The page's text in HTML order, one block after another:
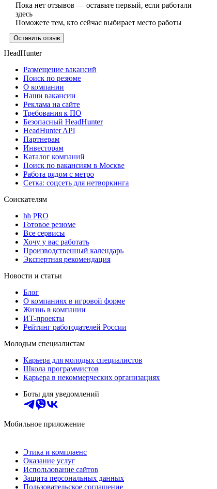
Пока нет отзывов — оставьте первый, если работали
здесь
Поможете тем, кто сейчас выбирает место работы
Оставить отзыв
HeadHunter
Размещение вакансий
Поиск по резюме
О компании
Наши вакансии
Реклама на сайте
Требования к ПО
Безопасный HeadHunter
HeadHunter API
Партнерам
Инвесторам
Каталог компаний
Поиск по вакансиям в Москве
Работа рядом с метро
Сетка: соцсеть для нетворкинга
Соискателям
hh PRO
Готовое резюме
Все сервисы
Хочу у вас работать
Производственный календарь
Экспертная рекомендация
Новости и статьи
Блог
О компаниях в игровой форме
Жизнь в компании
ИТ-проекты
Рейтинг работодателей России
Молодым специалистам
Карьера для молодых специалистов
Школа программистов
Карьера в некоммерческих организациях
Боты для уведомлений
Мобильное приложение
Этика и комплаенс
Оказание услуг
Использование сайтов
Защита персональных данных
Пользовательское соглашение